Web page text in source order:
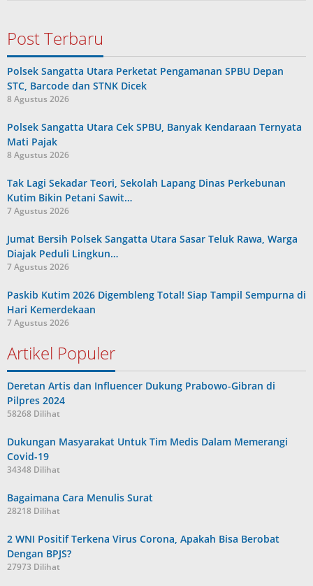
Post Terbaru
Polsek Sangatta Utara Perketat Pengamanan SPBU Depan
STC, Barcode dan STNK Dicek
8 Agustus 2026
Polsek Sangatta Utara Cek SPBU, Banyak Kendaraan Ternyata
Mati Pajak
8 Agustus 2026
Tak Lagi Sekadar Teori, Sekolah Lapang Dinas Perkebunan
Kutim Bikin Petani Sawit…
7 Agustus 2026
Jumat Bersih Polsek Sangatta Utara Sasar Teluk Rawa, Warga
Diajak Peduli Lingkun…
7 Agustus 2026
Paskib Kutim 2026 Digembleng Total! Siap Tampil Sempurna di
Hari Kemerdekaan
7 Agustus 2026
Artikel Populer
Deretan Artis dan Influencer Dukung Prabowo-Gibran di
Pilpres 2024
58268 Dilihat
Dukungan Masyarakat Untuk Tim Medis Dalam Memerangi
Covid-19
34348 Dilihat
Bagaimana Cara Menulis Surat
28218 Dilihat
2 WNI Positif Terkena Virus Corona, Apakah Bisa Berobat
Dengan BPJS?
27973 Dilihat